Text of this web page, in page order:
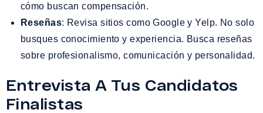
cómo buscan compensación.
Reseñas: Revisa sitios como Google y Yelp. No solo
busques conocimiento y experiencia. Busca reseñas
sobre profesionalismo, comunicación y personalidad.
Entrevista A Tus Candidatos
Finalistas